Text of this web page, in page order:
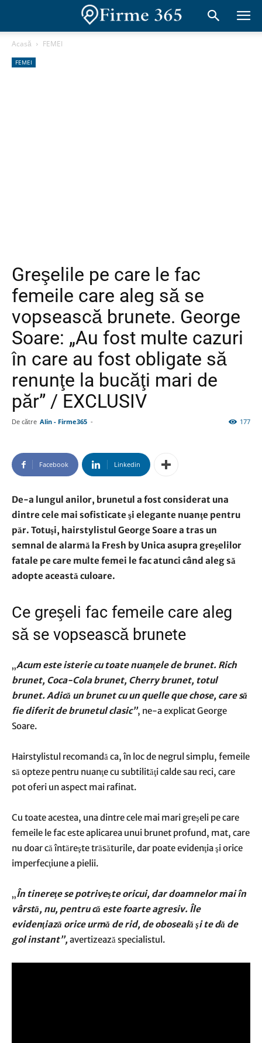
Acasă FEMEI
FEMEI
Greşelile pe care le fac
femeile care aleg să se
vopsească brunete. George
Soare: „Au fost multe cazuri
în care au fost obligate să
renunţe la bucăţi mari de
păr” / EXCLUSIV
De către Alin - Firme365 - 177
Facebook Linkedin
De-a lungul anilor, brunetul a fost considerat una
dintre cele mai sofisticate şi elegante nuanţe pentru
păr. Totuşi, hairstylistul George Soare a tras un
semnal de alarmă la Fresh by Unica asupra greşelilor
fatale pe care multe femei le fac atunci când aleg să
adopte această culoare.
Ce greşeli fac femeile care aleg
să se vopsească brunete
„Acum este isterie cu toate nuanţele de brunet. Rich
brunet, Coca-Cola brunet, Cherry brunet, totul
brunet. Adică un brunet cu unquelle que chose, caresă
fie diferit de brunetul clasic”, ne-a explicat George
Soare.
Hairstylistul recomandă ca, în loc de negrul simplu, femeile
să opteze pentru nuanţe cu subtilităţi calde sau reci, care
pot oferi un aspect mai rafinat.
Cu toate acestea, una dintre cele mai mari greşeli pe care
femeile le fac este aplicarea unui brunet profund, mat, care
nu doar că întăreşte trăsăturile, dar poate evidenţia şi orice
imperfecţiune a pielii.
„În tinereţe se potriveşte oricui, dar doamnelor mai în
vârstă, nu, pentru că este foarte agresiv. Île
evidenţiază orice urmă de rid, de oboseală şi te dă de
gol instant”, avertizează specialistul.